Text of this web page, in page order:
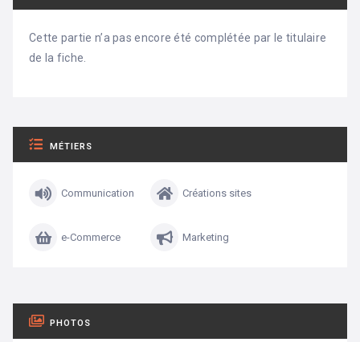
Cette partie n’a pas encore été complétée par le titulaire
de la fiche.
MÉTIERS
Communication Créations sites
e-Commerce Marketing
PHOTOS